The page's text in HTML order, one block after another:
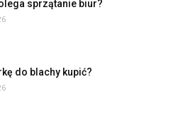
sprzątanie biur?
do blachy kupić?